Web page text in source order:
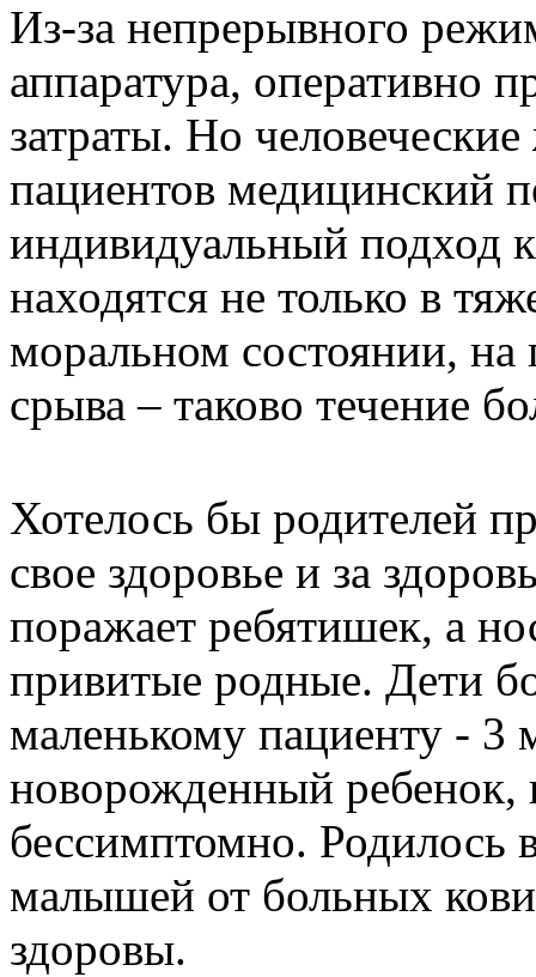
Из-за непрерывного
аппаратура, оперативно
затраты. Но
пациентов медицинский
индивидуальный подход
находятся не только в
моральном состоянии, на
срыва – таково течение
Хотелось бы родителей
свое здоровье и за
поражает ребятишек, а
привитые родные. Дети
маленькому пациенту -
новорожденный ребенок,
бессимптомно. Родилось
малышей от больных
здоровы.